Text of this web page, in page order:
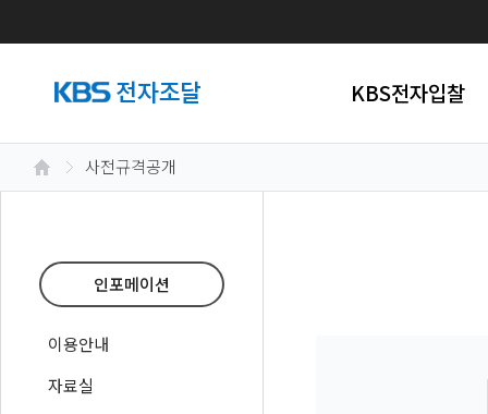
KBS전자입찰
사전규격공개
인포메이션
이용안내
자료실